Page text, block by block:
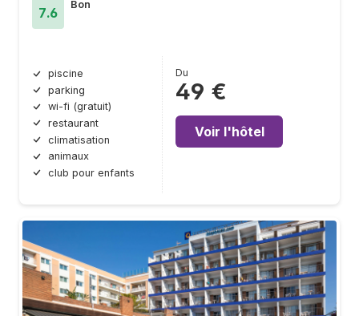
7.6
Bon
piscine
parking
wi-fi (gratuit)
restaurant
climatisation
animaux
club pour enfants
Du
49 €
Voir l'hôtel